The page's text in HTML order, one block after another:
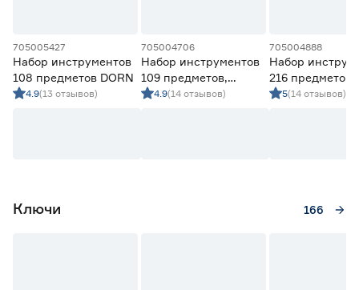
705005427
Набор инструментов
108 предметов DORN
4.9(13 отзывов)
705004706
Набор инструментов
109 предметов,
головки 1/2" и 1/4"
4.9(14 отзывов)
705004888
Набор
216 предметов,
головки 1/2", 1/
5(14 отзывов)
Ключи 166